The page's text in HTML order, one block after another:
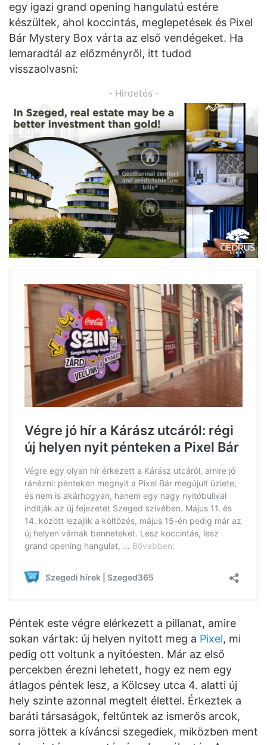
egy igazi grand opening hangulatú estére
készültek, ahol koccintás, meglepetések és Pixel
Bár Mystery Box várta az első vendégeket. Ha
lemaradtál az előzményről, itt tudod
visszaolvasni:
- Hirdetés -
Péntek este végre elérkezett a pillanat, amire
sokan vártak: új helyen nyitott meg a Pixel, mi
pedig ott voltunk a nyitóesten. Már az első
percekben érezni lehetett, hogy ez nem egy
átlagos péntek lesz, a Kölcsey utca 4. alatti új
hely szinte azonnal megtelt élettel. Érkeztek a
baráti társaságok, feltűntek az ismerős arcok,
sorra jöttek a kíváncsi szegediek, miközben ment